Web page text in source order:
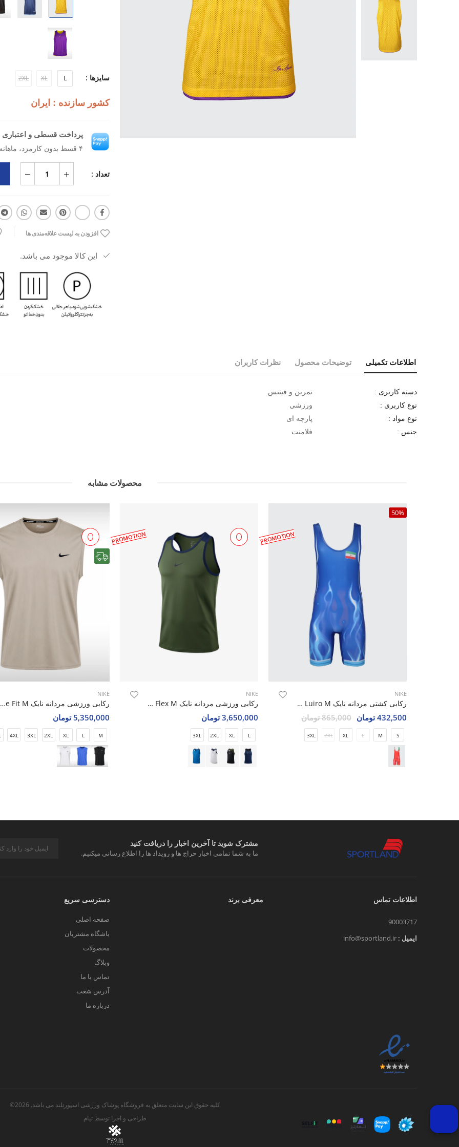
جنس فلامنت: پارچه‌ای سبک، نرم
طراحی ارگونومیک: متناسب با
قابلیت تنفس‌پذیری: جلوگیری از
دوخت باکیفیت: مقاوم در برابر
سبک و مدرن: مناسب برای باشگاه،
سایزها : L
XL
2XL
کشور سازنده : ایران
پرداخت قسطی و اعتباری
۴ قسط بدون کارمزد، ماهانه ۳۷۰٬۰۰۰ تومان
تعداد :
افزودن به لیست علاقه‌مندی ها
این کالا موجود می باشد.
اطلاعات تکمیلی توضیحات محصول نظرات کاربران
دسته کاربری : تمرین و فیتنس
نوع کاربری : ورزشی
نوع مواد : پارچه ای
جنس : فلامنت
محصولات مشابه
50%
NIKE
رکابی کشتی مردانه نایک Nike Luiro M
432,500 تومان 865,000 تومان
S
M
L
XL
2XL
3XL
PROMOTION
NIKE
رکابی ورزشی مردانه نایک Nike Strong Flex M
3,650,000 تومان
L
XL
2XL
3XL
PROMOTION
رایگان
NIKE
رکابی ورزشی مردانه نایک Nike Breeze Fit M
5,350,000 تومان
M
L
XL
2XL
3XL
4XL
مشترک شوید تا آخرین اخبار را دریافت کنید
ما به شما تمامی اخبار حراج ها و رویداد ها را اطلاع رسانی میکنیم.
اطلاعات تماس
90003717
ایمیل : info@sportland.ir
معرفی برند دسترسی سریع
صفحه اصلی
باشگاه مشتریان
محصولات
وبلاگ
تماس با ما
آدرس شعب
درباره ما
کلیه حقوق این سایت متعلق به فروشگاه پوشاک ورزشی اسپورتلند می باشد. 2026©
طراحی و اجرا توسطتیام